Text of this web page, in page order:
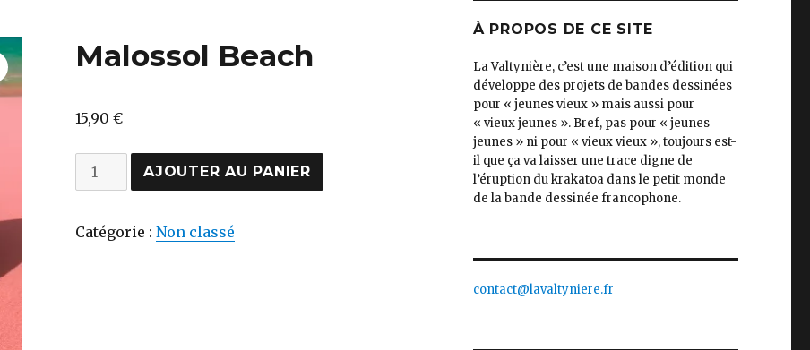
Malossol Beach
15,90€
quantité
de
Beach
AJOUTER AU PANIER
Catégorie :Non classé
À PROPOS DE CE SITE
La Valtynière, c’est une maison d’édition qui
développe des projets de bandes dessinées
pour « jeunes vieux » mais aussi pour
« vieux jeunes ». Bref, pas pour « jeunes
jeunes » ni pour « vieux vieux », toujours est-
il que ça va laisser une trace digne de
l’éruption du krakatoa dans le petit monde
de la bande dessinée francophone.
contact@lavaltyniere.fr